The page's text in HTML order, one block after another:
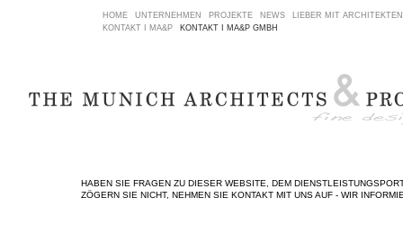
HOME UNTERNEHMEN PROJEKTE NEWS
LIEBER MIT ARCHITEKTEN
KONTAKT I MA&P
KONTAKT I MA&P GMBH
HABEN SIE FRAGEN ZU DIESER WEBSITE, DEM
ZÖGERN SIE NICHT, NEHMEN SIE KONTAKT MIT UNS AUF - WIR